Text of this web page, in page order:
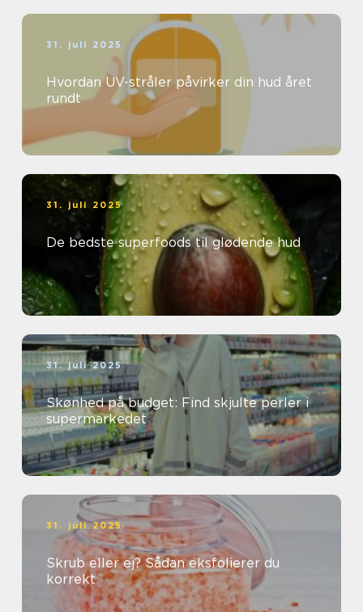
31. juli 2025
Hvordan UV-stråler påvirker din hud året
rundt
31. juli 2025
De bedste superfoods til glødende hud
31. juli 2025
Skønhed på budget: Find skjulte perler i
supermarkedet
31. juli 2025
Skrub eller ej? Sådan eksfolierer du
korrekt